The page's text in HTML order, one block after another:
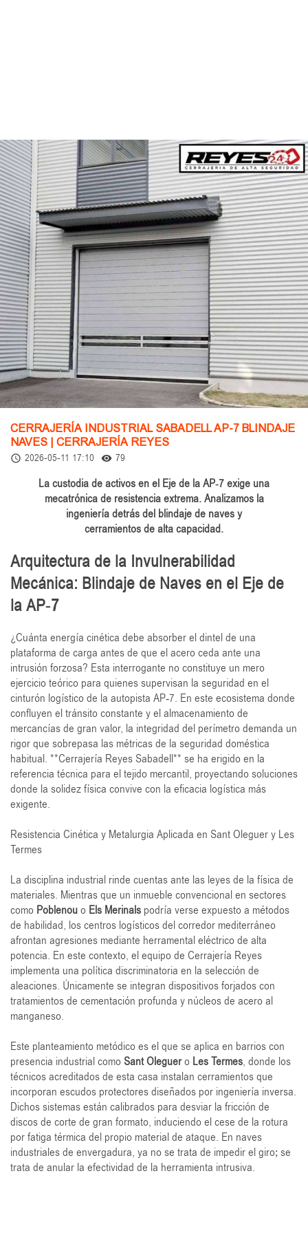
CERRAJERÍA INDUSTRIAL SABADELL AP-7 BLINDAJE
NAVES | CERRAJERÍA REYES
access_time 2026-05-11 17:10 remove_red_eye 79
La custodia de activos en el Eje de la AP-7 exige una
mecatrónica de resistencia extrema. Analizamos la
ingeniería detrás del blindaje de naves y
cerramientos de alta capacidad.
Arquitectura de la Invulnerabilidad
Mecánica: Blindaje de Naves en el Eje de
la AP-7
¿Cuánta energía cinética debe absorber el dintel de una
plataforma de carga antes de que el acero ceda ante una
intrusión forzosa? Esta interrogante no constituye un mero
ejercicio teórico para quienes supervisan la seguridad en el
cinturón logístico de la autopista AP-7. En este ecosistema donde
confluyen el tránsito constante y el almacenamiento de
mercancías de gran valor, la integridad del perímetro demanda un
rigor que sobrepasa las métricas de la seguridad doméstica
habitual. **Cerrajería Reyes Sabadell** se ha erigido en la
referencia técnica para el tejido mercantil, proyectando soluciones
donde la solidez física convive con la eficacia logística más
exigente.
Resistencia Cinética y Metalurgia Aplicada en Sant Oleguer y Les
Termes
La disciplina industrial rinde cuentas ante las leyes de la física de
materiales. Mientras que un inmueble convencional en sectores
como Poblenouo Els Merinals podría verse expuesto a métodos
de habilidad, los centros logísticos del corredor mediterráneo
afrontan agresiones mediante herramental eléctrico de alta
potencia. En este contexto, el equipo de Cerrajería Reyes
implementa una política discriminatoria en la selección de
aleaciones. Únicamente se integran dispositivos forjados con
tratamientos de cementación profunda y núcleos de acero al
manganeso.
Este planteamiento metódico es el que se aplica en barrios con
presencia industrial como Sant Oleguero Les Termes, donde los
técnicos acreditados de esta casa instalan cerramientos que
incorporan escudos protectores diseñados por ingeniería inversa.
Dichos sistemas están calibrados para desviar la fricción de
discos de corte de gran formato, induciendo el cese de la rotura
por fatiga térmica del propio material de ataque. En naves
industriales de envergadura, ya no se trata de impedir el giro; se
trata de anular la efectividad de la herramienta intrusiva.